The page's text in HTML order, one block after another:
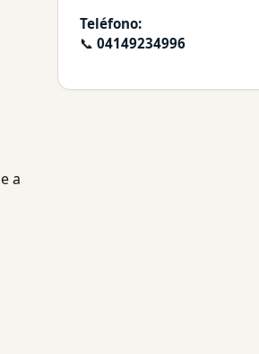
a
Teléfono:
📞 04149234996